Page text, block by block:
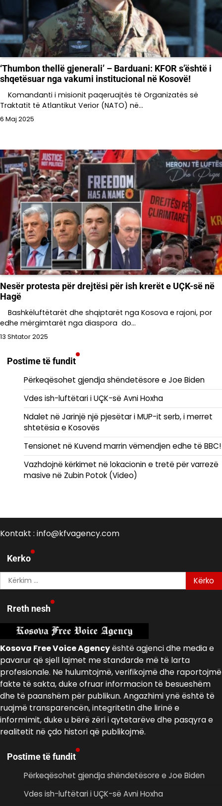
‘Thumbon thellë gjenerali’ – Barduani: KFOR s’është i
shqetësuar nga vakumi institucional në Kosovë!
Komandanti i misionit paqeruajtës të Organizatës së
Traktatit të Atlantikut Verior (NATO) në…
6 Maj 2025
Nesër protesta për drejtësi për ish krerët e UÇK-së në
Hagë
Bashkëluftëtarët dhe shqiptarët nga Kosova e rajoni, por
edhe mërgimtarët nga diaspora do…
13 Shtator 2025
Postime të fundit
Përkeqësohet gjendja shëndetësore e Joe Biden
Vdes ish-luftëtari i UÇK-së Avni Hoxha
Ndalet në Jarinjë një pjesëtar i MUP-it serb, i merret
shtetësia e Kosovës
Tensionet në Kuvend marrin vëmendjen edhe të BBC!
Vazhdojnë kërkimet në lokacionin e tretë për varrezë
masive në Zubin Potok (Video)
Kontakt : info@kfvagency.com
Kerko
Kërko
për:
Rreth nesh
Kosova Free Voice Agencyështë agjenci dhe media e
pavarur që sjell lajmet me standarde më të larta
profesionale. Ne hulumtojmë, verifikojmë dhe raportojmë
fakte të sakta, duke ofruar informacion të besueshëm
dhe të paanshëm për publikun. Angazhimi ynë është të
ruajmë transparencën, integritetin dhe lirinë e
informimit, duke u bërë zëri i qytetarëve dhe pasqyra e
realitetit në çdo histori që publikojmë.
Postime të fundit
Përkeqësohet gjendja shëndetësore e Joe Biden
Vdes ish-luftëtari i UÇK-së Avni Hoxha